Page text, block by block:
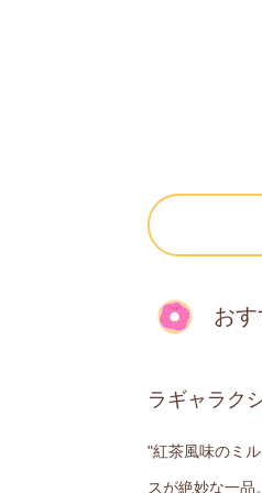
お
ラギャラク
"紅茶風味のミ
スが絶妙な一